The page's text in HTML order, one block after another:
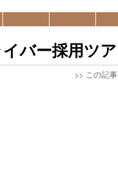
バー採用ツ
>> この記